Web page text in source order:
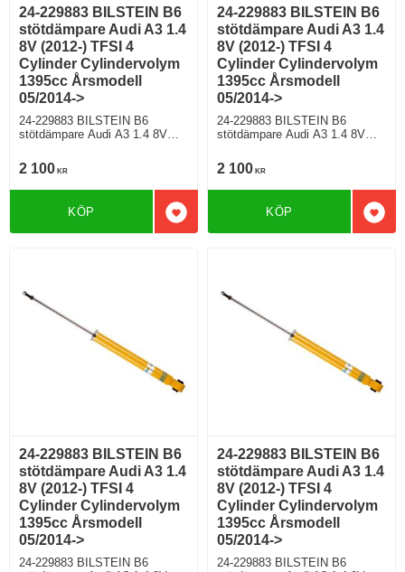
24-229883 BILSTEIN B6
stötdämpare Audi A3 1.4
8V (2012-) TFSI 4
Cylinder Cylindervolym
1395cc Årsmodell
05/2014->
24-229883 BILSTEIN B6
stötdämpare Audi A3 1.4 8V
Cylindervolym 1395cc
Årsmodell 05/2014-> Halvkombi
Framhjulsdriven 123 Hkr Bensin
Motorkod CZCA Manuell/6,
Semi-Automat/7 Modell med
2 100 KR
Lägg till i favoriter
KÖP
24-229883 BILSTEIN B6
stötdämpare Audi A3 1.4
8V (2012-) TFSI 4
Cylinder Cylindervolym
1395cc Årsmodell
05/2014->
24-229883 BILSTEIN B6
stötdämpare Audi A3 1.4 8V
Cylindervolym 1395cc
Årsmodell 05/2014-> Halvkombi
Framhjulsdriven 148 Hkr Bensin
Motorkod CZEA Manuell/6,
Semi-Automat/7 Modell med
2 100 KR
KÖP
24-229883 BILSTEIN B6
stötdämpare Audi A3 1.4
8V (2012-) TFSI 4
Cylinder Cylindervolym
1395cc Årsmodell
05/2014->
24-229883 BILSTEIN B6
24-229883 BILSTEIN B6
stötdämpare Audi A3 1.4
8V (2012-) TFSI 4
Cylinder Cylindervolym
1395cc Årsmodell
05/2014->
24-229883 BILSTEIN B6